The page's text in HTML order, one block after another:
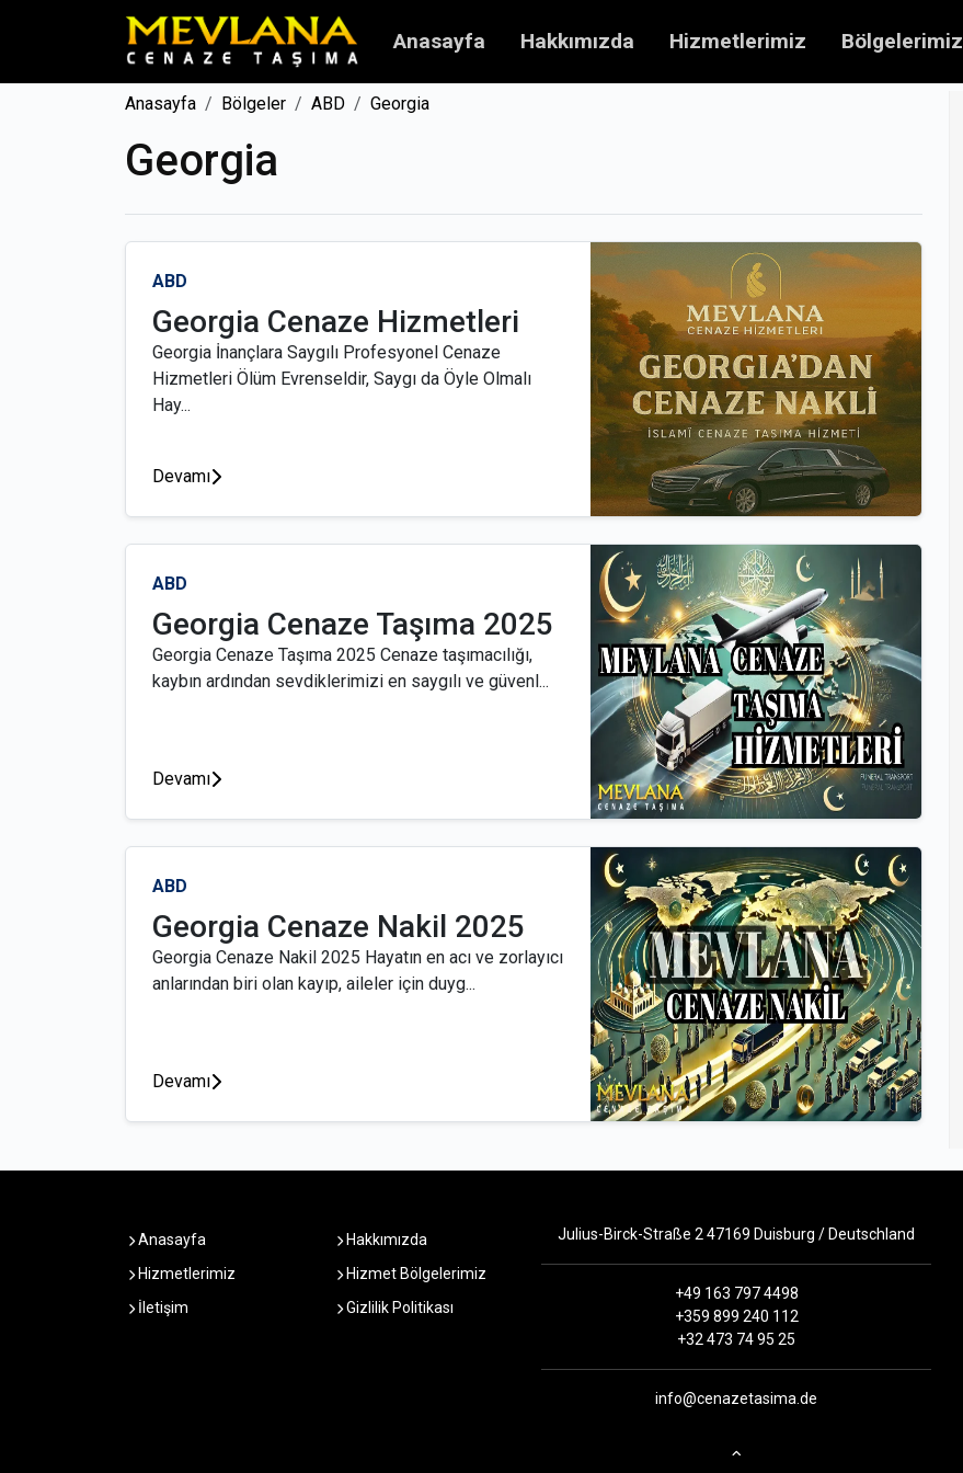
Anasayfa Hakkımızda Hizmetlerimiz Bölgelerimiz
Anasayfa Bölgeler ABD Georgia
Georgia
ABD
Georgia Cenaze Hizmetleri
Georgia İnançlara Saygılı Profesyonel Cenaze
Hizmetleri Ölüm Evrenseldir, Saygı da Öyle Olmalı
Hay...
Devamı
ABD
Georgia Cenaze Taşıma 2025
Georgia Cenaze Taşıma 2025 Cenaze taşımacılığı,
kaybın ardından sevdiklerimizi en saygılı ve güvenl...
Devamı
ABD
Georgia Cenaze Nakil 2025
Georgia Cenaze Nakil 2025 Hayatın en acı ve zorlayıcı
anlarından biri olan kayıp, aileler için duyg...
Devamı
Anasayfa
Hakkımızda
Hizmetlerimiz
Hizmet Bölgelerimiz
İletişim
Gizlilik Politikası
Julius-Birck-Straße 2 47169 Duisburg / Deutschland
+49 163 797 4498
+359 899 240 112
+32 473 74 95 25
info@cenazetasima.de